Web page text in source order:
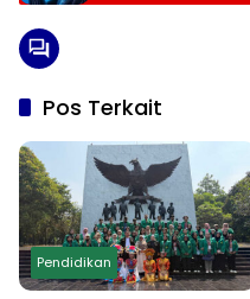
Pos Terkait
Pendidikan